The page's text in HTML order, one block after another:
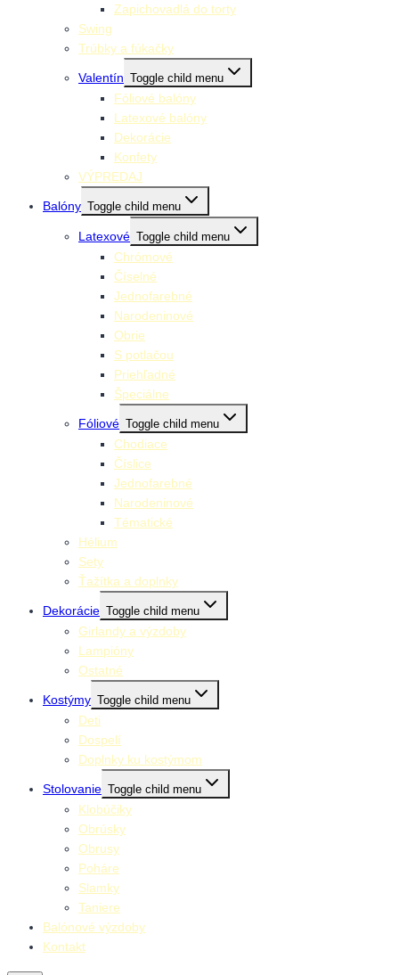
Zapichovadlá do torty
Swing
Trúbky a fúkačky
Valentín Toggle child menu
Fóliové balóny
Latexové balóny
Dekorácie
Konfety
VÝPREDAJ
Balóny Toggle child menu
Latexové Toggle child menu
Chrómové
Číselné
Jednofarebné
Narodeninové
Obrie
S potlačou
Priehľadné
Špeciálne
Fóliové Toggle child menu
Chodiace
Číslice
Jednofarebné
Narodeninové
Tématické
Hélium
Sety
Ťažítka a doplnky
Dekorácie Toggle child menu
Girlandy a výzdoby
Lampióny
Ostatné
Kostýmy Toggle child menu
Deti
Dospelí
Doplnky ku kostýmom
Stolovanie Toggle child menu
Klobúčiky
Obrúsky
Obrusy
Poháre
Slamky
Taniere
Balónové výzdoby
Kontakt